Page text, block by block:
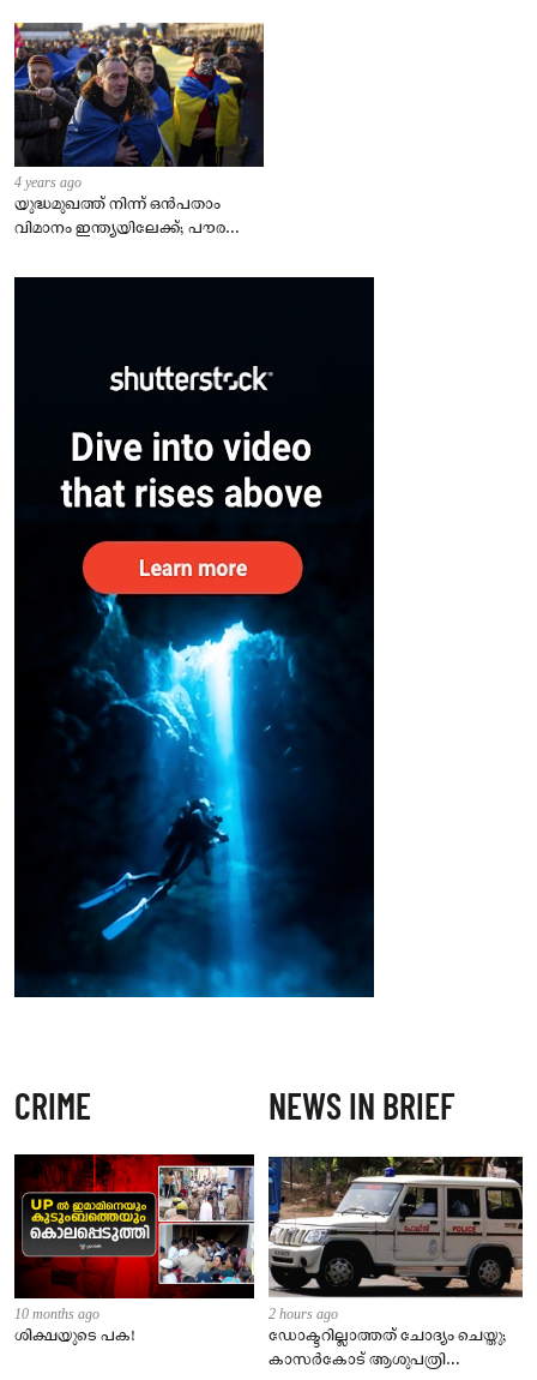
4 years ago
യുദ്ധമുഖത്ത് നിന്ന് ഒൻപതാം
വിമാനം ഇന്ത്യയിലേക്ക്; പൗരന്മാർ
– കേന്ദ്രം
CRIME
10 months ago
ശിക്ഷയുടെ പക!
NEWS IN BRIEF
2 hours ago
ഡോക്ടറില്ലാത്തത് ചോദ്യം ചെയ്തു;
കാസർകോട് ആശുപത്രി